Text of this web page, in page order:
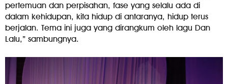
pertemuan dan perpisahan, fase yang selalu ada di
dalam kehidupan, kita hidup di antaranya, hidup terus
berjalan. Tema ini juga yang dirangkum oleh lagu Dan
Lalu,” sambungnya.